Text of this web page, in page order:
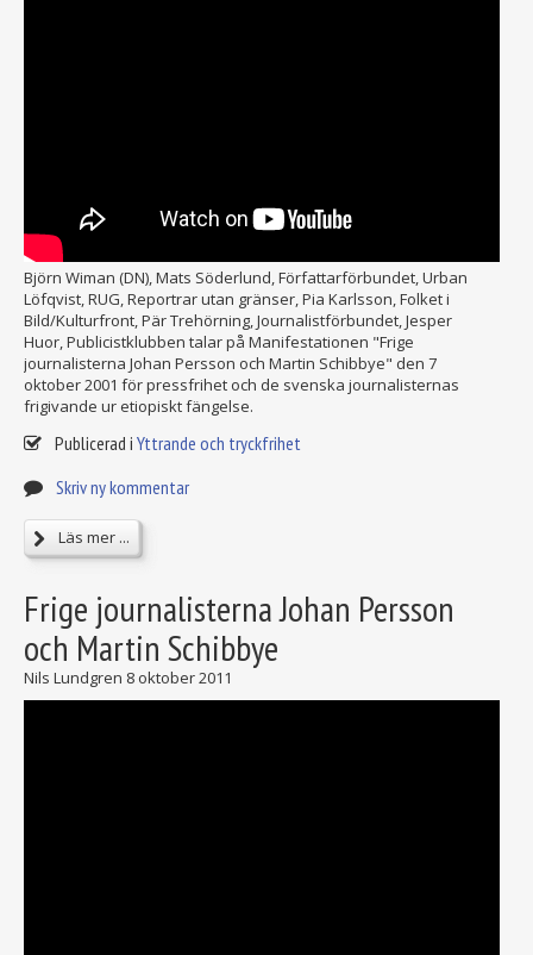
Björn Wiman (DN), Mats Söderlund, Författarförbundet, Urban
Löfqvist, RUG, Reportrar utan gränser, Pia Karlsson, Folket i
Bild/Kulturfront, Pär Trehörning, Journalistförbundet, Jesper
Huor, Publicistklubben talar på Manifestationen "Frige
journalisterna Johan Persson och Martin Schibbye" den 7
oktober 2001 för pressfrihet och de svenska journalisternas
frigivande ur etiopiskt fängelse.
Publicerad i Yttrande och tryckfrihet
Skriv ny kommentar
Läs mer ...
Frige journalisterna Johan Persson
och Martin Schibbye
Nils Lundgren 8 oktober 2011